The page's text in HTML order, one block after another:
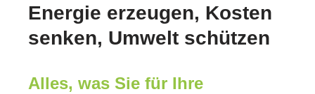
Energie erzeugen, Kosten
senken, Umwelt schützen
Alles, was Sie für Ihre